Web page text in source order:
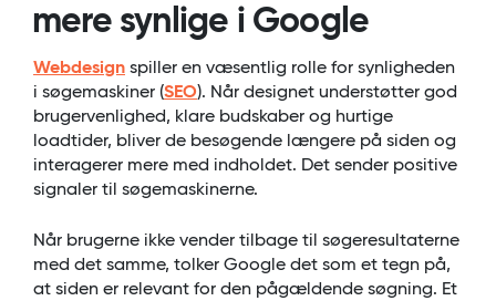
mere synlige i Google
Webdesign spiller en væsentlig rolle for synligheden
i søgemaskiner (SEO). Når designet understøtter god
brugervenlighed, klare budskaber og hurtige
loadtider, bliver de besøgende længere på siden og
interagerer mere med indholdet. Det sender positive
signaler til søgemaskinerne.
Når brugerne ikke vender tilbage til søgeresultaterne
med det samme, tolker Google det som et tegn på,
at siden er relevant for den pågældende søgning. Et